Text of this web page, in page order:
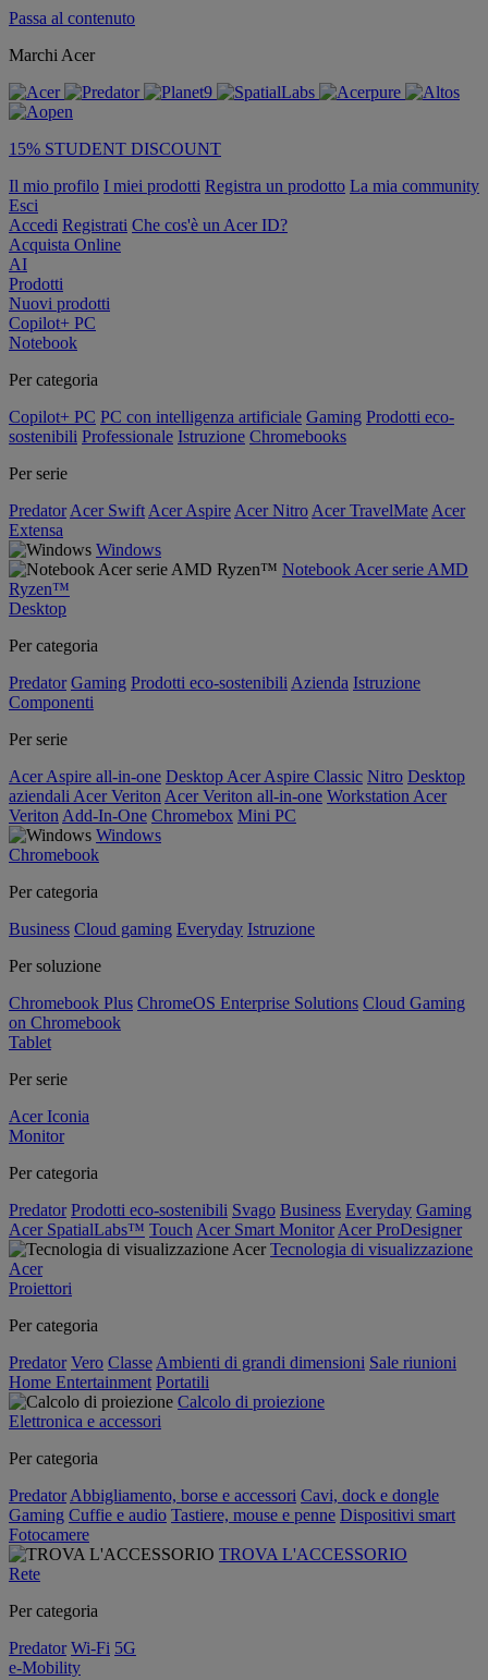
Passa al contenuto
Marchi Acer
15% STUDENT DISCOUNT
Il mio profilo I miei prodotti Registra un prodotto La mia community
Esci
Accedi Registrati Che cos'è un Acer ID?
Acquista Online
AI
Prodotti
Nuovi prodotti
Copilot+ PC
Notebook
Per categoria
Copilot+ PC PC con intelligenza artificiale Gaming Prodotti eco-
sostenibili Professionale Istruzione Chromebooks
Per serie
Predator Acer Swift Acer Aspire Acer Nitro Acer TravelMate Acer
Extensa
Windows
Notebook Acer serie AMD
Ryzen™
Desktop
Per categoria
Predator Gaming Prodotti eco-sostenibili Azienda Istruzione
Componenti
Per serie
Acer Aspire all-in-one Desktop Acer Aspire Classic Nitro Desktop
aziendali Acer Veriton Acer Veriton all-in-one Workstation Acer
Veriton Add-In-One Chromebox Mini PC
Windows
Chromebook
Per categoria
Business Cloud gaming Everyday Istruzione
Per soluzione
Chromebook Plus ChromeOS Enterprise Solutions Cloud Gaming
on Chromebook
Tablet
Per serie
Acer Iconia
Monitor
Per categoria
Predator Prodotti eco-sostenibili Svago Business Everyday Gaming
Acer SpatialLabs™ Touch Acer Smart Monitor Acer ProDesigner
Tecnologia di visualizzazione
Acer
Proiettori
Per categoria
Predator Vero Classe Ambienti di grandi dimensioni Sale riunioni
Home Entertainment Portatili
Calcolo di proiezione
Elettronica e accessori
Per categoria
Predator Abbigliamento, borse e accessori Cavi, dock e dongle
Gaming Cuffie e audio Tastiere, mouse e penne Dispositivi smart
Fotocamere
TROVA L'ACCESSORIO
Rete
Per categoria
Predator Wi-Fi 5G
e-Mobility